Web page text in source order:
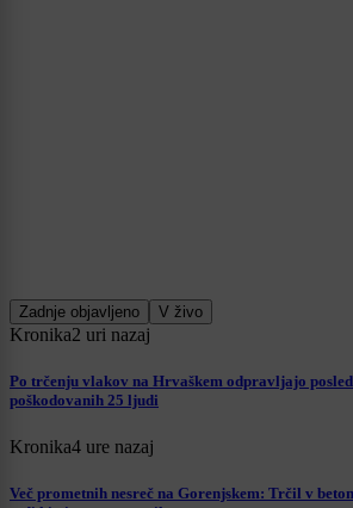
Zadnje objavljeno V živo
Kronika2 uri nazaj
Po trčenju vlakov na Hrvaškem odpravljajo
poškodovanih 25 ljudi
Kronika4 ure nazaj
Več prometnih nesreč na Gorenjskem: Trčil v